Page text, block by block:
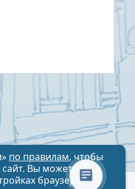
по правилам, чтобы
Вы можете
браузера